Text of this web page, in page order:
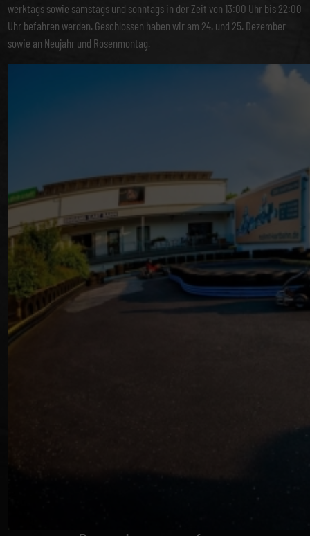
werktags sowie samstags und sonntags in der Zeit von 13:00 Uhr bis 22:00
Uhr befahren werden. Geschlossen haben wir am 24. und 25. Dezember
sowie an Neujahr und Rosenmontag.